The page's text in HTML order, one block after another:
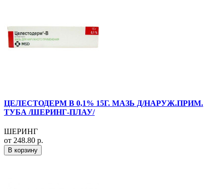
ЦЕЛЕСТОДЕРМ В 0,1% 15Г. МАЗЬ Д/НАРУЖ.ПРИМ.
ТУБА /ШЕРИНГ-ПЛАУ/
ШЕРИНГ
от 248.80 р.
В корзину